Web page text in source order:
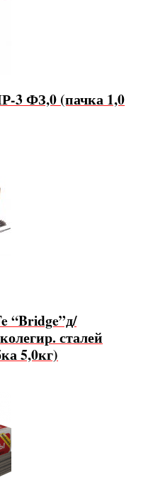
3 ФЗ,0 (пачка 1,0
“Bridge”д/
сталей
5,0кг)